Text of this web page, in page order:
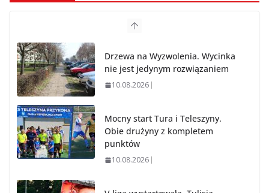
Drzewa na Wyzwolenia. Wycinka
nie jest jedynym rozwiązaniem
10.08.2026
Mocny start Tura i Teleszyny.
Obie drużyny z kompletem
punktów
10.08.2026